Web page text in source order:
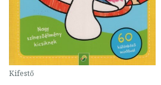
Kifestő